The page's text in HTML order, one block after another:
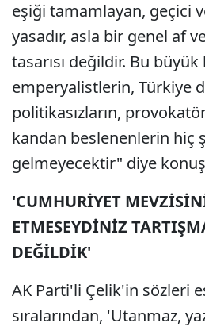
eşiği tamamlayan, geçici
yasadır, asla bir genel af
tasarısı değildir. Bu
emperyalistlerin, Türkiye
politikasızların,
kandan beslenenlerin hiç
gelmeyecektir" diye
'CUMHURİYET
ETMESEYDİNİZ
DEĞİLDİK'
AK Parti'li Çelik'in sözleri
sıralarından, 'Utanmaz,